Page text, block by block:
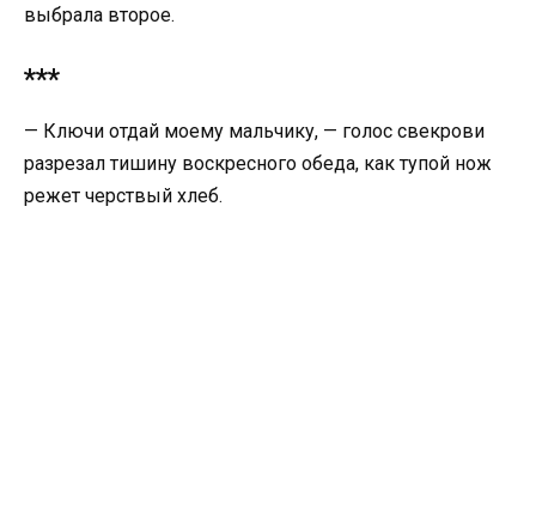
выбрала второе.
***
— Ключи отдай моему мальчику, — голос свекрови
разрезал тишину воскресного обеда, как тупой нож
режет черствый хлеб.